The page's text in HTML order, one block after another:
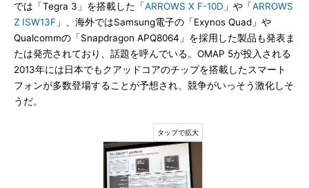
では「Tegra 3」を搭載した「ARROWS X F-10D 」や「ARROWS
Z ISW13F 」、海外ではSamsung電子の「Exynos Quad」や
Qualcommの「Snapdragon APQ8064」を採用した製品も発表ま
たは発売されており、話題を呼んでいる。OMAP 5が投入される
2013年には日本でもクアッドコアのチップを搭載したスマート
フォンが多数登場することが予想され、競争がいっそう激化しそ
うだ。